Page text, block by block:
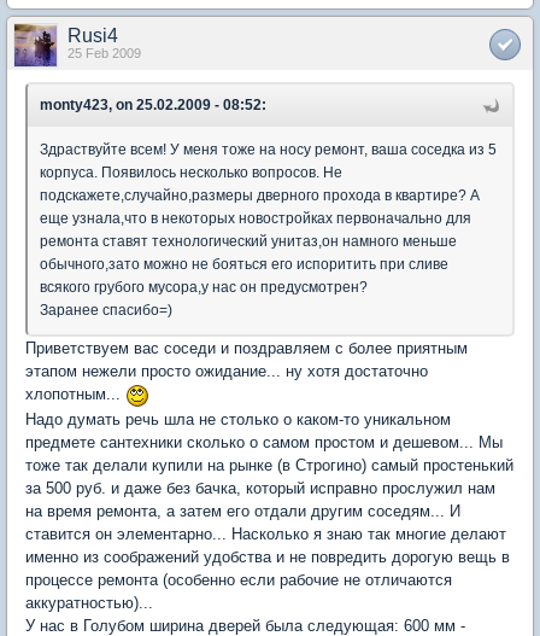
Rusi4
25 Feb 2009
monty423, on 25.02.2009 - 08:52:
Здраствуйте всем! У меня тоже на носу ремонт, ваша соседка из 5
корпуса. Появилось несколько вопросов. Не
подскажете,случайно,размеры дверного прохода в квартире? А
еще узнала,что в некоторых новостройках первоначально для
ремонта ставят технологический унитаз,он намного меньше
обычного,зато можно не бояться его испоритить при сливе
всякого грубого мусора,у нас он предусмотрен?
Заранее спасибо=)
Приветствуем вас соседи и поздравляем с более приятным
этапом нежели просто ожидание... ну хотя достаточно
хлопотным...
Надо думать речь шла не столько о каком-то уникальном
предмете сантехники сколько о самом простом и дешевом... Мы
тоже так делали купили на рынке (в Строгино) самый простенький
за 500 руб. и даже без бачка, который исправно прослужил нам
на время ремонта, а затем его отдали другим соседям... И
ставится он элементарно... Насколько я знаю так многие делают
именно из соображений удобства и не повредить дорогую вещь в
процессе ремонта (особенно если рабочие не отличаются
аккуратностью)...
У нас в Голубом ширина дверей была следующая: 600 мм -